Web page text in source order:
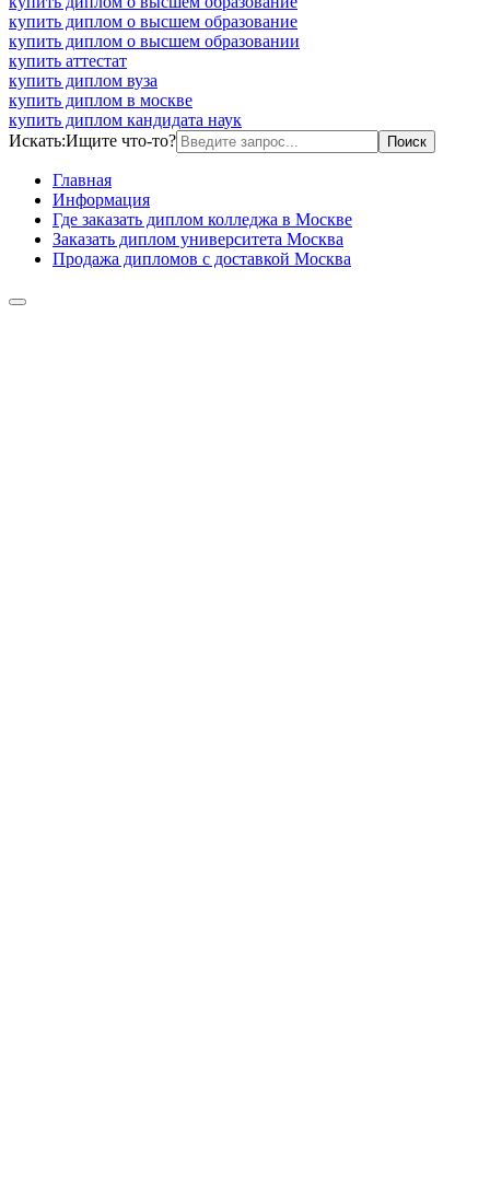
купить диплом о высшем образование
купить диплом о высшем образовании
купить аттестат
купить диплом вуза
купить диплом в москве
купить диплом кандидата наук
Искать:Ищите что-то?
Главная
Информация
Где заказать диплом колледжа в Москве
Заказать диплом университета Москва
Продажа дипломов с доставкой Москва